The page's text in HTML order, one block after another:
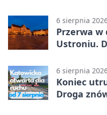
6 sierpnia
Przerwa w
Ustroniu.
6 sierpnia
Koniec
Droga